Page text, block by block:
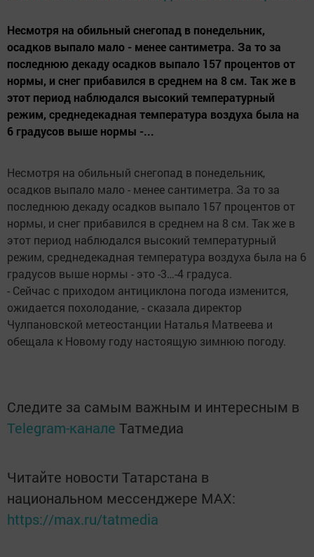
Несмотря на обильный снегопад в понедельник,
осадков выпало мало - менее сантиметра. За то за
последнюю декаду осадков выпало 157 процентов от
нормы, и снег прибавился в среднем на 8 см. Так же в
этот период наблюдался высокий температурный
режим, среднедекадная температура воздуха была на
6 градусов выше нормы -...
Несмотря на обильный снегопад в понедельник,
осадков выпало мало - менее сантиметра. За то за
последнюю декаду осадков выпало 157 процентов от
нормы, и снег прибавился в среднем на 8 см. Так же в
этот период наблюдался высокий температурный
режим, среднедекадная температура воздуха была на 6
градусов выше нормы - это -3…-4 градуса.
- Сейчас с приходом антициклона погода изменится,
ожидается похолодание, - сказала директор
Чулпановской метеостанции Наталья Матвеева и
обещала к Новому году настоящую зимнюю погоду.
Следите за самым важным и интересным в
Telegram-канале Татмедиа
Читайте новости Татарстана в
национальном мессенджере MАХ:
https://max.ru/tatmedia